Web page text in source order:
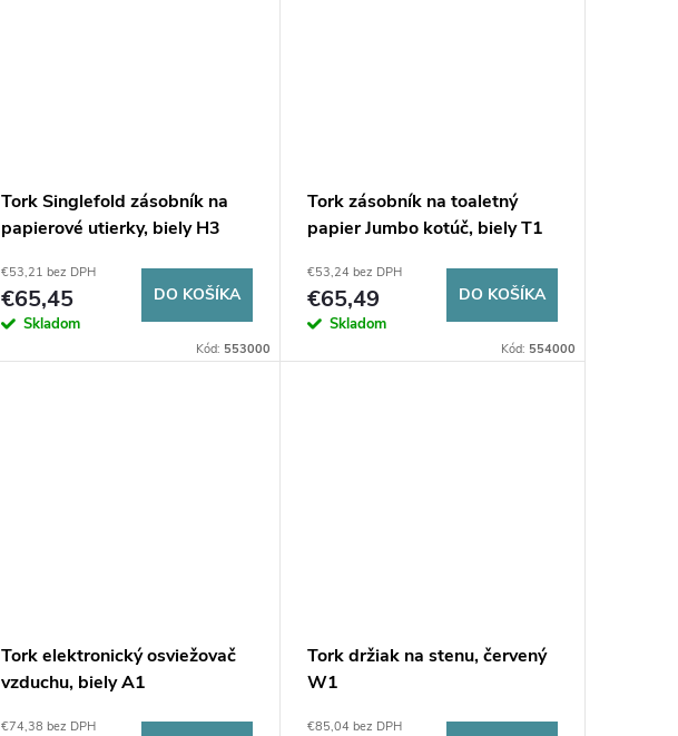
Tork Singlefold zásobník na
papierové utierky, biely H3
€53,21 bez DPH
€65,45
Skladom
DO KOŠÍKA
Kód: 553000
Tork zásobník na toaletný
papier Jumbo kotúč, biely T1
€53,24 bez DPH
€65,49
Skladom
DO KOŠÍKA
Kód: 554000
Tork elektronický osviežovač
vzduchu, biely A1
€74,38 bez DPH
Tork držiak na stenu, červený
W1
€85,04 bez DPH